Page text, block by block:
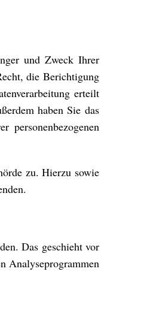
und Zweck Ihrer
die Berichtigung
erteilt
haben Sie das
personenbezogenen
zu. Hierzu sowie
Das geschieht vor
Analyseprogrammen